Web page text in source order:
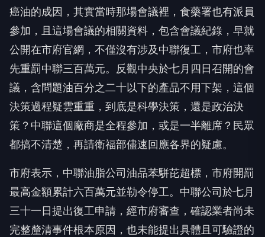
癌油的成因，其實當時那場會議裡，食藥署也有派員
參加，且這場會議的相關資料，包含會議紀錄，早就
公開在市府官網，不僅沒有涉及中聯復工，市府也率
先重罰中聯三百萬元。反觀中央於七月四日召開的會
議，含問題油百分之二十以下的產品不用下架，這個
決策過程疑雲重重，到底是科學決策，還是政治決
策？中聯這個廠商是全程參加，或是一半離席？民眾
都搞不清楚，再請衛福部儘速回應各界的疑慮。
市府表示，中聯油脂公司油品苯駢芘超標，市府開罰
最高金額累計六百萬元並勒令停工。中聯公司於七月
三十一日提出復工申請，經市府審查，確認業者尚未
完整釐清事件根本原因，也未能提出具體且可驗證的